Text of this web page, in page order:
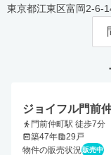
東京都江東区富岡2-6-
ジョイフル門前
門前仲町駅 徒歩7分
築47年
29戸
物件の販売状況 販売中